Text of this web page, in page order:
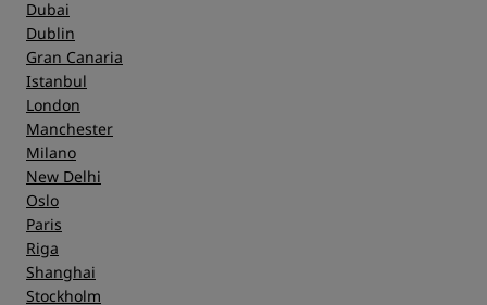
Dubai
Dublin
Gran Canaria
Istanbul
London
Manchester
Milano
New Delhi
Oslo
Paris
Riga
Shanghai
Stockholm